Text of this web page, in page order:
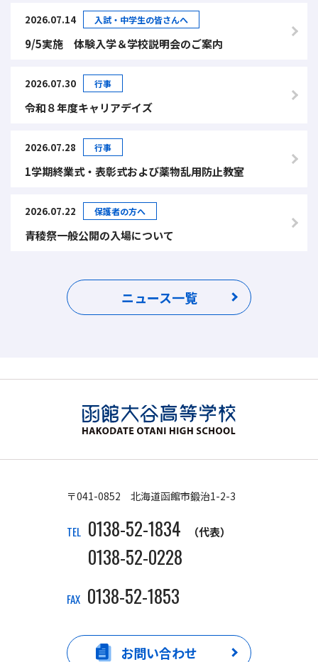
2026.07.14 入試・中学生の皆さんへ
9/5実施 体験入学＆学校説明会のご案内
2026.07.30 行事
令和８年度キャリアデイズ
2026.07.28 行事
1学期終業式・表彰式および薬物乱用防止教室
2026.07.22 保護者の方へ
青稜祭一般公開の入場について
ニュース一覧
〒041-0852 北海道函館市鍛治1-2-3
TEL 0138-52-1834 （代表）
0138-52-0228
FAX 0138-52-1853
お問い合わせ